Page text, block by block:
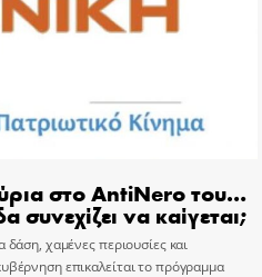
στο AntiNero του…
συνεχίζει να καίγεται;
δάση, χαμένες περιουσίες και
επικαλείται το πρόγραμμα